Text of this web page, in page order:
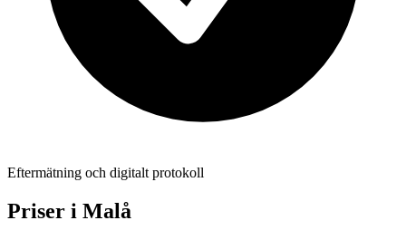
Eftermätning och digitalt protokoll
Priser i Malå